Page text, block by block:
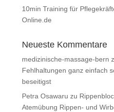
10min Training für
Online.de
Neueste Kommentare
medizinische-massage-bern
Fehlhaltungen ganz einfach
beseitigst
Petra Osawaru zu
Atemübung Rippen- und